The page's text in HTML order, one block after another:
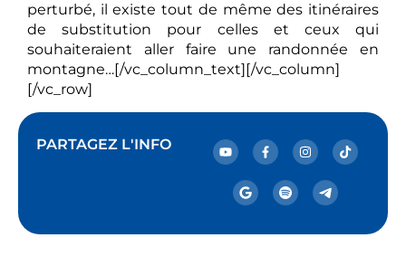
perturbé, il existe tout de même des itinéraires
de substitution pour celles et ceux qui
souhaiteraient aller faire une randonnée en
montagne…[/vc_column_text][/vc_column]
[/vc_row]
PARTAGEZ L'INFO